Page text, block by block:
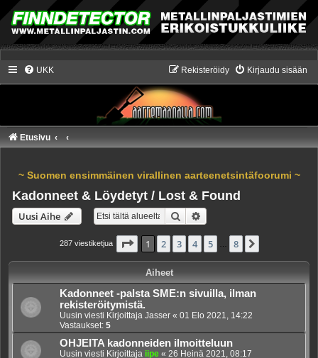
UKK Kirjaudu sisään
Rekisteröidy
Etusivu
~ Suomen ensimmäinen virallinen aarteenetsintäfoorumi ~
Kadonneet & Löydetyt / Lost & Found
Uusi Aihe Etsi
287 viestiketjua Sivu /8
1 2 3 4 5 8
Aiheet
Kadonneet -palsta SME:n sivuilla, ilman
rekisteröitymistä.
Uusin viesti Kirjoittaja Jasser « 01 Elo 2021, 14:22
Vastaukset: 5
OHJEITA kadonneiden ilmoitteluun
Uusin viesti Kirjoittaja iipe « 26 Heinä 2021, 08:17